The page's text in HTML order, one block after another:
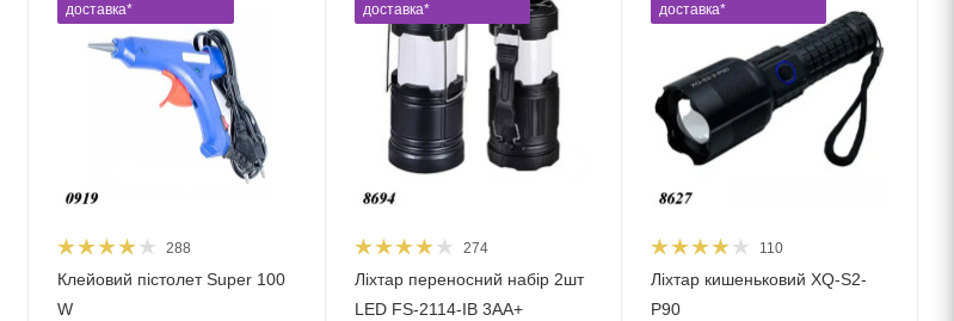
доставка*
288
Клейовий пістолет Super 100
W
доставка*
274
Ліхтар переносний набір 2шт
LED FS-2114-IB 3АА+
доставка*
110
Ліхтар кишеньковий XQ-S2-
P90